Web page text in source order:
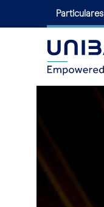
Particulares